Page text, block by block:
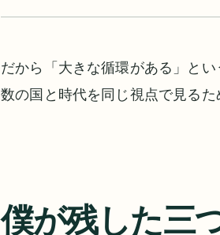
だから「大きな循環がある」と
数の国と時代を同じ視点で見るた
僕が残した三